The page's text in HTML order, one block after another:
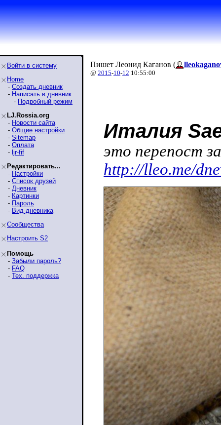
Войти в систему
Home
- Создать дневник
- Написать в дневник
- Подробный режим
LJ.Rossia.org
- Новости сайта
- Общие настройки
- Sitemap
- Оплата
- ljr-fif
Редактировать...
- Настройки
- Список друзей
- Дневник
- Картинки
- Пароль
- Вид дневника
Сообщества
Настроить S2
Помощь
- Забыли пароль?
- FAQ
- Тех. поддержка
Пишет Леонид Каганов (
@ 2015-10-12 10:55:00
Италия
это перепост
http://lleo.me/